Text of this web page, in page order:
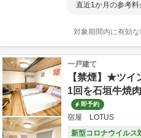
直近1か月の参考料
対象期間内に有効な
一戸建て
【禁煙】★ツ
1回を石垣牛焼
即予約
宿屋 LOTUS
新型コロナウイルス